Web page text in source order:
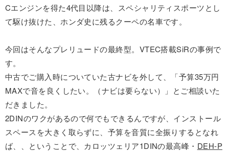
Cエンジンを得た4代目以降は、スペシャリティスポーツとし
て駆け抜けた、ホンダ史に残るクーペの名車です。
今回はそんなプレリュードの最終型。VTEC搭載SiRの事例で
す。
中古でご購入時についていた古ナビを外して、「予算35万円
MAXで音を良くしたい。（ナビは要らない）」とご相談いた
だきました。
2DINのワクがあるので何でもできるんですが、インストール
スペースを大きく取らずに、予算を音質に全振りするとなれ
ば、、ということで、カロッツェリア1DINの最高峰・ DEH-P